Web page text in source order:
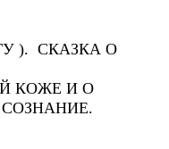
). СКАЗКА О
КОЖЕ И О